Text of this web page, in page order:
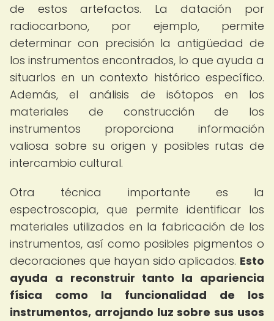
de estos artefactos. La datación por
radiocarbono, por ejemplo, permite
determinar con precisión la antigüedad de
los instrumentos encontrados, lo que ayuda a
situarlos en un contexto histórico específico.
Además, el análisis de isótopos en los
materiales de construcción de los
instrumentos proporciona información
valiosa sobre su origen y posibles rutas de
intercambio cultural.
Otra técnica importante es la
espectroscopia, que permite identificar los
materiales utilizados en la fabricación de los
instrumentos, así como posibles pigmentos o
decoraciones que hayan sido aplicados. Esto
ayuda a reconstruir tanto la apariencia
física como la funcionalidad de los
instrumentos, arrojando luz sobre sus usos